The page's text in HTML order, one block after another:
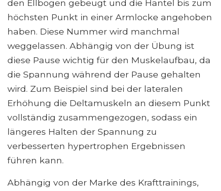
den Ellbogen gebeugt und die Hantel bis zum
höchsten Punkt in einer Armlocke angehoben
haben. Diese Nummer wird manchmal
weggelassen. Abhängig von der Übung ist
diese Pause wichtig für den Muskelaufbau, da
die Spannung während der Pause gehalten
wird. Zum Beispiel sind bei der lateralen
Erhöhung die Deltamuskeln an diesem Punkt
vollständig zusammengezogen, sodass ein
längeres Halten der Spannung zu
verbesserten hypertrophen Ergebnissen
führen kann.
Abhängig von der Marke des Krafttrainings,